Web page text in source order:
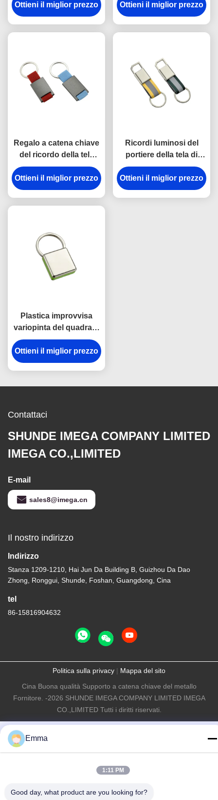
rottura in lega di zinco
del supporto ha inciso
Ottieni il miglior prezzo
del metallo dell'ABS del
trapezio
Ottieni il miglior prezzo
Regalo a catena chiave
del ricordo della tela
dell'incisione laser del
supporto del metallo di
rettangolo
Ottieni il miglior prezzo
Ricordi luminosi del
portiere della tela di
spessore dei
portachiavi a anello
9mm del gancio della
Ottieni il miglior prezzo
Plastica improvvisa
variopinta del quadrato
della catena chiave del
gancio dell'anti della
ruggine del metallo
chiave
Ottieni il miglior prezzo
Contattaci
SHUNDE IMEGA COMPANY LIMITED
IMEGA CO.,LIMITED
E-mail
sales8@imega.cn
Il nostro indirizzo
Indirizzo
Stanza 1209-1210, Hai Jun Da Building B, Guizhou Da Dao
Zhong, Ronggui, Shunde, Foshan, Guangdong, Cina
tel
86-15816904632
Politica sulla privacy | Mappa del sito
Cina Buona qualità Supporto a catena chiave del metallo
Fornitore. -2026 SHUNDE IMEGA COMPANY LIMITED IMEGA
CO.,LIMITED Tutti i diritti riservati.
Emma
1:11 PM
Good day, what product are you looking for?